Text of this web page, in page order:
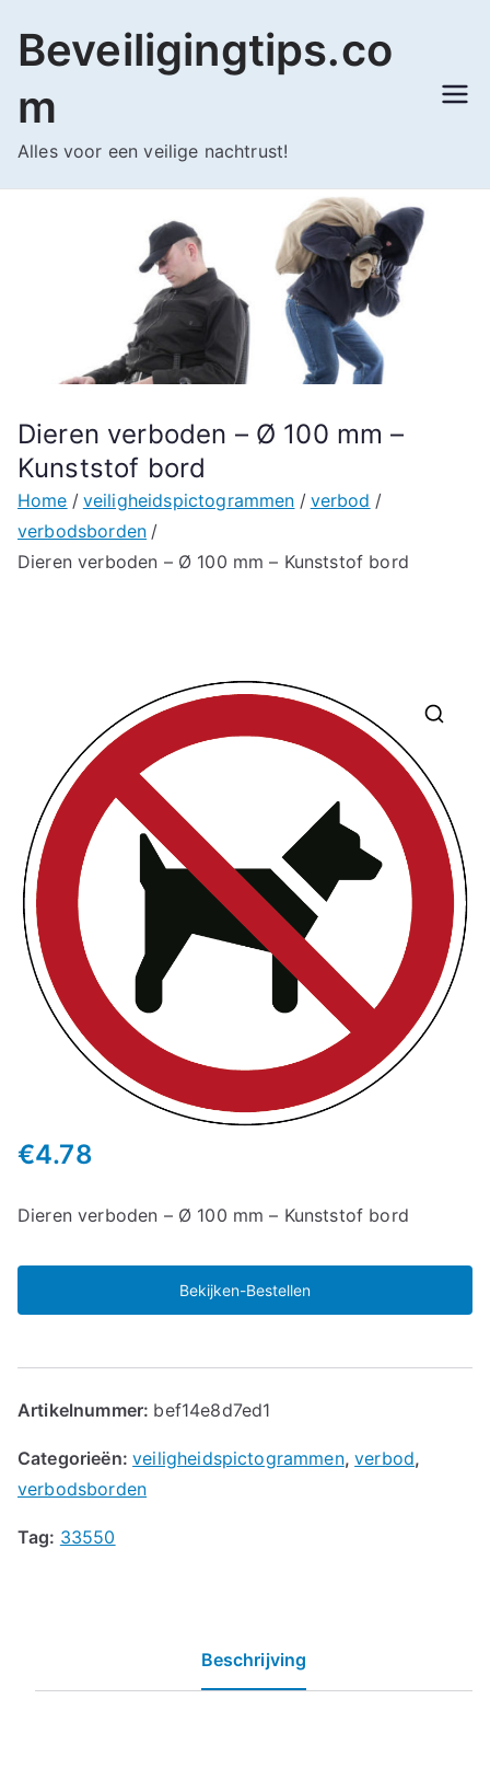
naar
inhoud
Beveiligingtips.co
m
Alles voor een veilige nachtrust!
Dieren verboden – Ø 100 mm –
Kunststof bord
Home veiligheidspictogrammen
verbod
verbodsborden
Dieren verboden – Ø 100 mm – Kunststof bord
€4.78
Dieren verboden – Ø 100 mm – Kunststof bord
Bekijken-Bestellen
Artikelnummer: bef14e8d7ed1
Categorieën:veiligheidspictogrammen,verbod,
verbodsborden
Tag: 33550
Beschrijving